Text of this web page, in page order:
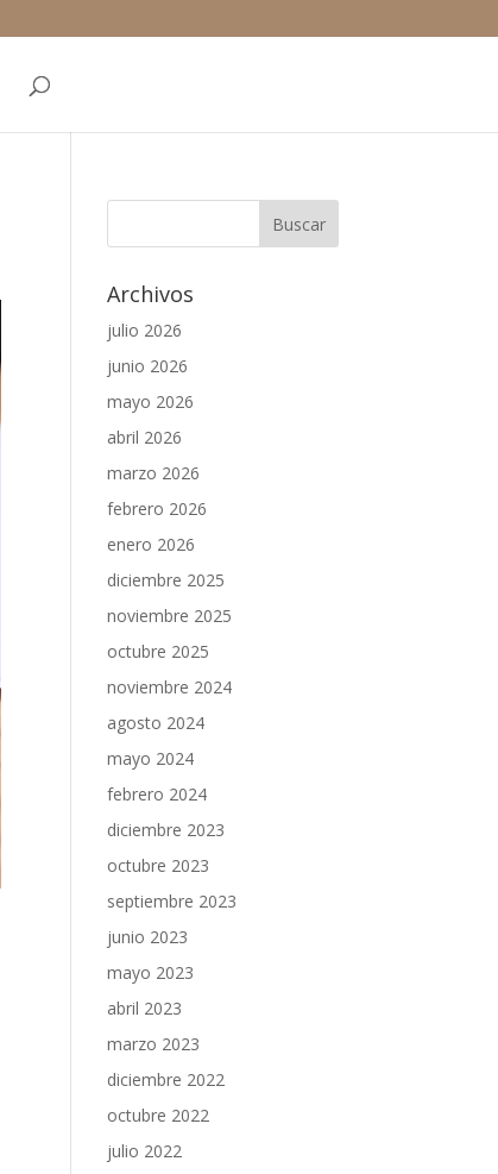
Archivos
julio 2026
junio 2026
mayo 2026
abril 2026
marzo 2026
febrero 2026
enero 2026
diciembre 2025
noviembre 2025
octubre 2025
noviembre 2024
agosto 2024
mayo 2024
febrero 2024
diciembre 2023
octubre 2023
septiembre 2023
junio 2023
mayo 2023
abril 2023
marzo 2023
diciembre 2022
octubre 2022
julio 2022